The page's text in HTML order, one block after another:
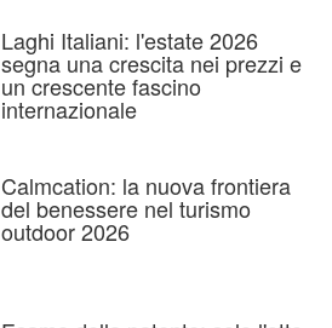
Laghi Italiani: l'estate 2026
segna una crescita nei prezzi e
un crescente fascino
internazionale
Calmcation: la nuova frontiera
del benessere nel turismo
outdoor 2026